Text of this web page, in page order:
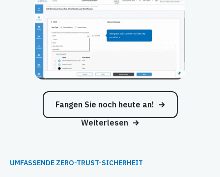
Fangen Sie noch heute an!
Weiterlesen
UMFASSENDE ZERO-TRUST-SICHERHEIT